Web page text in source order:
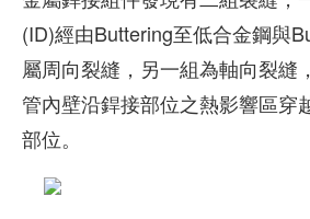
(ID)經由Buttering至低合金鋼與
屬周向裂縫，另一組為軸向裂縫
管內壁沿銲接部位之熱影響區穿
部位。